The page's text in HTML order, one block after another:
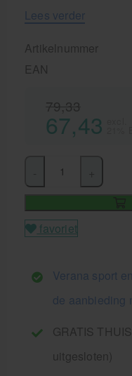
Lees verder
Artikelnummer
EAN
79,33
67,43
favoriet
Verana sport
de aanbieding
GRATIS
uitgesloten)